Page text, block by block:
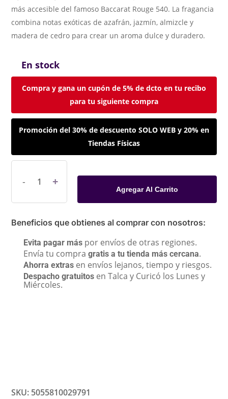
más accesible del famoso Baccarat Rouge 540. La fragancia
combina notas exóticas de azafrán, jazmín, almizcle y
madera de cedro para crear un aroma dulce y duradero.
En stock
Compra y gana un cupón de 5% de dcto en tu recibo
para tu siguiente compra
Promoción del 30% de descuento SOLO WEB y 20% en
Tiendas Físicas
Agregar Al Carrito
Beneficios que obtienes al comprar con nosotros:
Evita pagar más por envíos de otras regiones.
Envía tu compragratis a tu tienda más cercana.
Ahorra extras en envíos lejanos, tiempo y riesgos.
Despacho gratuitos en Talca y Curicó los Lunes y
Miércoles.
SKU: 5055810029791